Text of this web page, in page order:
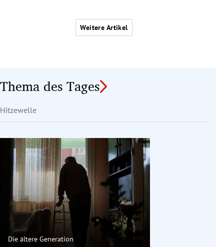
Weitere Artikel
Thema des Tages
Hitzewelle
Die ältere Generation